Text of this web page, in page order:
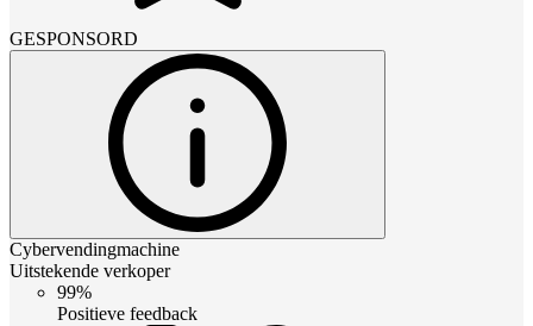
GESPONSORD
Cybervendingmachine
Uitstekende verkoper
99%
Positieve feedback